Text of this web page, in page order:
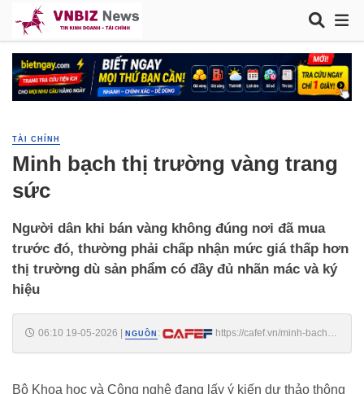
TÀI CHÍNH
Minh bạch thị trường vàng trang
sức
Người dân khi bán vàng không đúng nơi đã mua
trước đó, thường phải chấp nhận mức giá thấp hơn
thị trường dù sản phẩm có đầy đủ nhãn mác và ký
hiệu
06:10 19-05-2026 NGUỒN :
https://cafef.vn/minh-bach-
Bộ Khoa học và Công nghệ đang lấy ý kiến dự thảo thông